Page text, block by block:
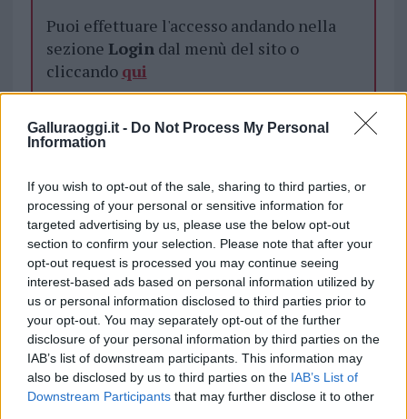
Galluraoggi.it - Do Not Process My Personal
Information
If you wish to opt-out of the sale, sharing to third parties, or
processing of your personal or sensitive information for
targeted advertising by us, please use the below opt-out
section to confirm your selection. Please note that after your
opt-out request is processed you may continue seeing
interest-based ads based on personal information utilized by
us or personal information disclosed to third parties prior to
your opt-out. You may separately opt-out of the further
disclosure of your personal information by third parties on the
IAB’s list of downstream participants. This information may
also be disclosed by us to third parties on the IAB’s List of
Downstream Participants that may further disclose it to other
Puoi effettuare l'accesso andando nella
sezione Logindal menù del sito o
cliccando qui
TEMI: Mater Olbia
Inviaci le tue segnalazioni,
i tuoi video e le tue foto
Su WhatsApp al numero +39
345 356 7512
Notizie in tempo reale?
Entra nel canale telegram di
GalluraOggi.it